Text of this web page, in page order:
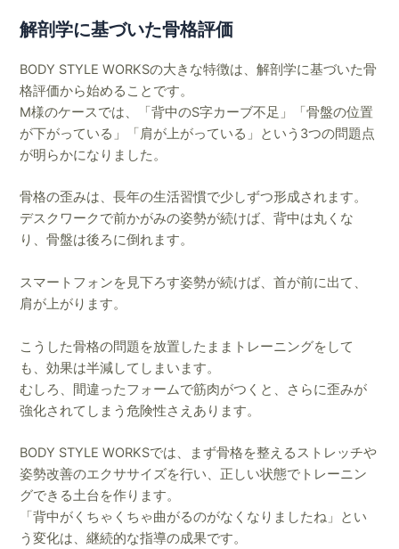
解剖学に基づいた骨格評価
BODY STYLE WORKSの大きな特徴は、解剖学に基づいた骨
格評価から始めることです。
M様のケースでは、「背中のS字カーブ不足」「骨盤の位置
が下がっている」「肩が上がっている」という3つの問題点
が明らかになりました。
骨格の歪みは、長年の生活習慣で少しずつ形成されます。
デスクワークで前かがみの姿勢が続けば、背中は丸くな
り、骨盤は後ろに倒れます。
スマートフォンを見下ろす姿勢が続けば、首が前に出て、
肩が上がります。
こうした骨格の問題を放置したままトレーニングをして
も、効果は半減してしまいます。
むしろ、間違ったフォームで筋肉がつくと、さらに歪みが
強化されてしまう危険性さえあります。
BODY STYLE WORKSでは、まず骨格を整えるストレッチや
姿勢改善のエクササイズを行い、正しい状態でトレーニン
グできる土台を作ります。
「背中がくちゃくちゃ曲がるのがなくなりましたね」とい
う変化は、継続的な指導の成果です。